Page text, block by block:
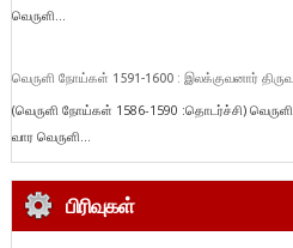
வெருளி...
வெருளி நோய்கள் 1591-1600 : இலக்குவனார்
(வெருளி நோய்கள் 1586-1590 :தொடர்ச்சி)
வார வெருளி...
பிரிவுகள்